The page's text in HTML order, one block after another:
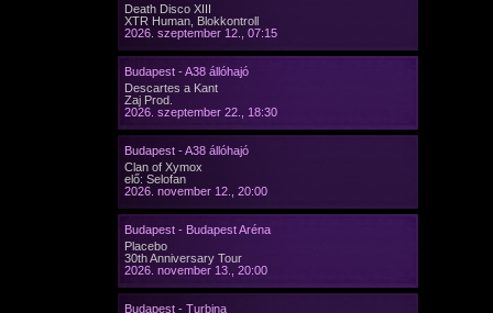
Death Disco XIII
XTR Human, Blokkontroll
2026. szeptember 12., 07:15
Budapest - A38 állóhajó
Descartes a Kant
Zaj Prod.
2026. szeptember 22., 18:30
Budapest - A38 állóhajó
Clan of Xymox
elő: Selofan
2026. november 12., 20:00
Budapest - Budapest Aréna
Placebo
30th Anniversary Tour
2026. november 13., 20:00
Budapest - Turbina